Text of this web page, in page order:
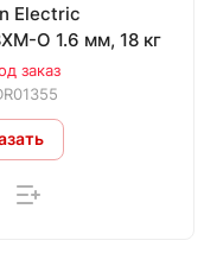
Electric
О 1.6 мм, 18 кг
заказ